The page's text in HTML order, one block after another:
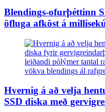
Blendings-ofurþéttinn
öfluga afköst á
Hvernig á að velja
SSD diska með